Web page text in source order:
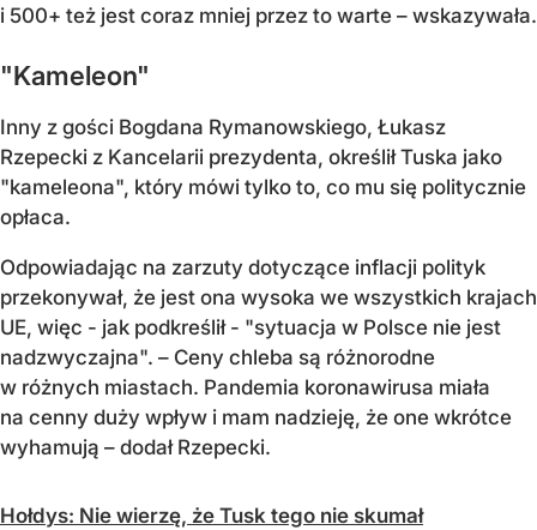
i 500+ też jest coraz mniej przez to warte – wskazywała.
"Kameleon"
Inny z gości Bogdana Rymanowskiego, Łukasz
Rzepecki z Kancelarii prezydenta, określił Tuska jako
"kameleona", który mówi tylko to, co mu się politycznie
opłaca.
Odpowiadając na zarzuty dotyczące inflacji polityk
przekonywał, że jest ona wysoka we wszystkich krajach
UE, więc - jak podkreślił - "sytuacja w Polsce nie jest
nadzwyczajna". – Ceny chleba są różnorodne
w różnych miastach. Pandemia koronawirusa miała
na cenny duży wpływ i mam nadzieję, że one wkrótce
wyhamują – dodał Rzepecki.
Hołdys: Nie wierzę, że Tusk tego nie skumał